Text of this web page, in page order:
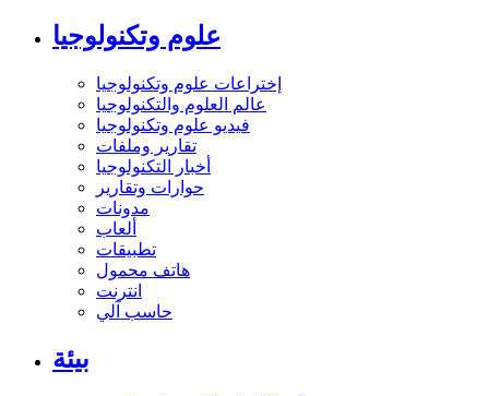
علوم وتكنولوجيا
إختراعات علوم وتكنولوجيا
عالم العلوم والتكنولوجيا
فيديو علوم وتكنولوجيا
تقارير وملفات
أخبار التكنولوجيا
حوارات وتقارير
مدونات
ألعاب
تطبيقات
هاتف محمول
انترنت
حاسب آلي
بيئة